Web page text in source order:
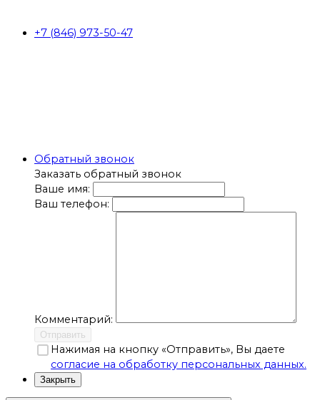
+7 (846) 973-50-47
Обратный звонок
Заказать обратный звонок
Ваше имя:
Ваш телефон:
Комментарий:
Отправить
Нажимая на кнопку «Отправить», Вы даете
согласие на обработку персональных данных.
Закрыть